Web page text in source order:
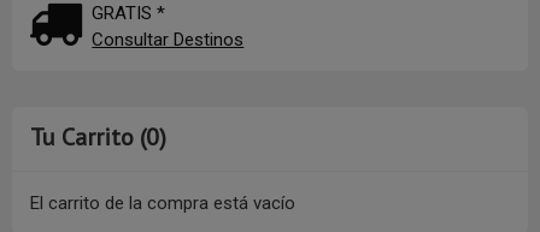
GRATIS *
Consultar Destinos
Tu Carrito (0)
El carrito de la compra está vacío